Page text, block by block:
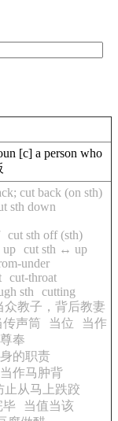
[c] a person who
cut back (on sth)
sth down
cut sth off (sth)
up cut sth ↔ up
under
cut-throat
sth
cutting
众教子，背后教妻
传声筒 当位
当作
奉
的职责
当作马肿背
止从马上跌跤
毕
当值当该